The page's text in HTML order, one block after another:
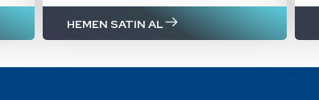
HEMEN SATIN AL